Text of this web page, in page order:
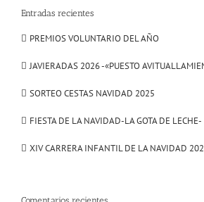
Entradas recientes
PREMIOS VOLUNTARIO DEL AÑO
JAVIERADAS 2026 -«PUESTO
SORTEO CESTAS NAVIDAD 2025
FIESTA DE LA NAVIDAD-LA GOTA DE LECHE-
XIV CARRERA INFANTIL DE LA NAVIDAD